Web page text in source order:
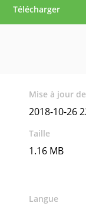
Télécharger
Mise à jour de
2018-10-26
Taille
1.16 MB
Langue